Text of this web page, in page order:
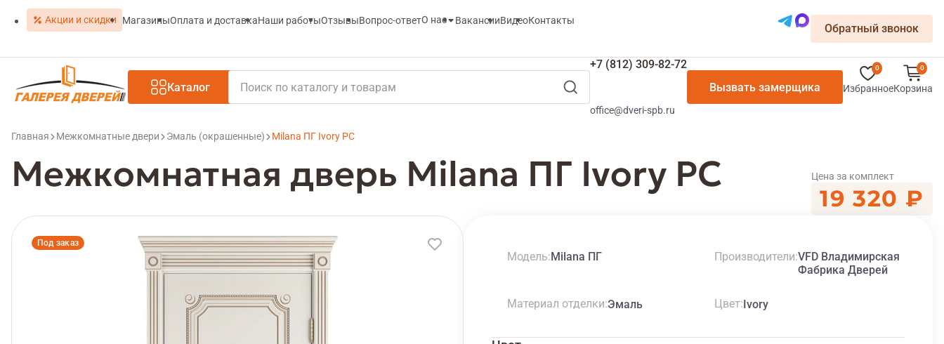
Акции и скидки МагазиныОплата и доставкаНаши работыОтзывыВопрос-ответО нас ВакансииВидеоКонтакты
Обратный звонок
Каталог
+7 (812) 309-82-72
office@dveri-spb.ru
Вызвать замерщика
0
Избранное
0
Корзина
Главная Межкомнатные двери Эмаль (окрашенные) Milana ПГ Ivory PC
Межкомнатная дверь Milana ПГ Ivory PC Цена за комплект
19 320 ₽
Под заказ
Модель Milana ПГ Производители VFD Владимирская
Фабрика Дверей
Материал отделки Эмаль Цвет Ivory